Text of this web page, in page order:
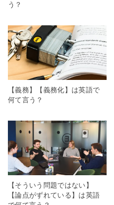
う？
【義務】【義務化】は英語で
何て言う？
【そういう問題ではない】
【論点がずれている】は英語